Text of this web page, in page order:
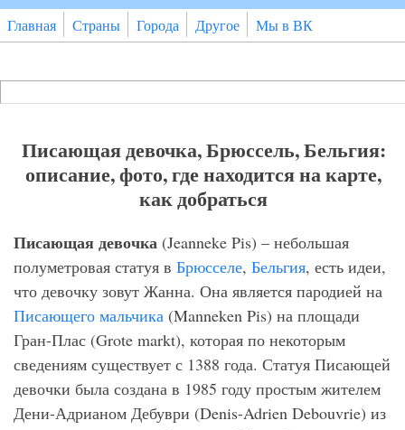
Перейти к основному содержанию
Главная Страны Города Другое Мы в ВК
Форма поиска
Писающая девочка, Брюссель, Бельгия:
описание, фото, где находится на карте,
как добраться
Писающая девочка (Jeanneke Pis) – небольшая
полуметровая статуя в Брюсселе, Бельгия, есть идеи,
что девочку зовут Жанна. Она является пародией на
Писающего мальчика (Manneken Pis) на площади
Гран-Плас (Grote markt), которая по некоторым
сведениям существует с 1388 года. Статуя Писающей
девочки была создана в 1985 году простым жителем
Дени-Адрианом Дебуври (Denis-Adrien Debouvrie) из